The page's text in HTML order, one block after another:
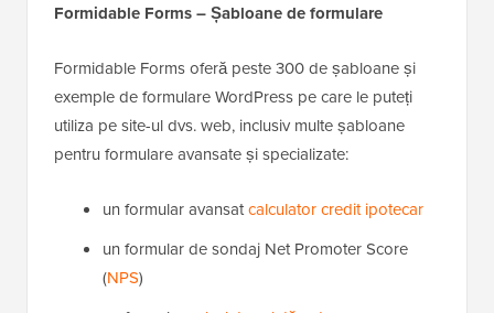
Formidable Forms – Șabloane de formulare
Formidable Forms oferă peste 300 de șabloane și
exemple de formulare WordPress pe care le puteți
utiliza pe site-ul dvs. web, inclusiv multe șabloane
pentru formulare avansate și specializate:
un formular avansatcalculator credit ipotecar
un formular de sondaj Net Promoter Score
(NPS)